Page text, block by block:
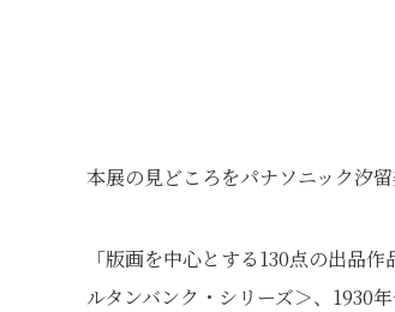
本展の見どころをパナソニック汐
「版画を中心とする130点の出品
ルタンバンク・シリーズ＞、1930